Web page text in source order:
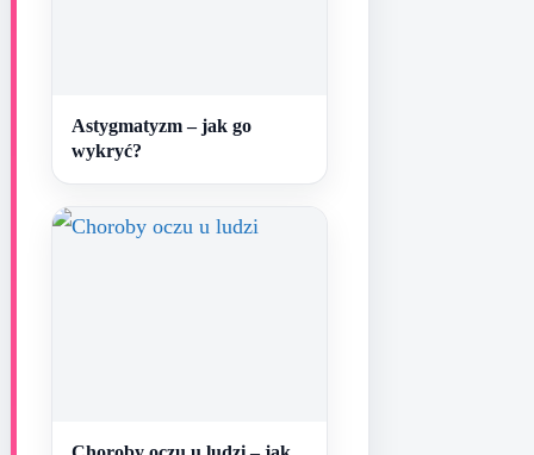
Astygmatyzm – jak go
wykryć?